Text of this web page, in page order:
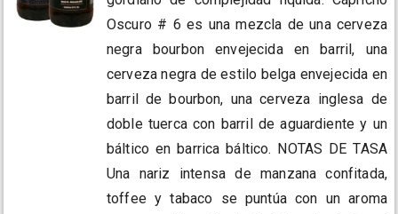
Oscuro # 6 es una mezcla de una cerveza
negra bourbon envejecida en barril, una
cerveza negra de estilo belga envejecida en
barril de bourbon, una cerveza inglesa de
doble tuerca con barril de aguardiente y un
báltico en barrica báltico. NOTAS DE TASA
Una nariz intensa de manzana confitada,
toffee y tabaco se puntúa con un aroma